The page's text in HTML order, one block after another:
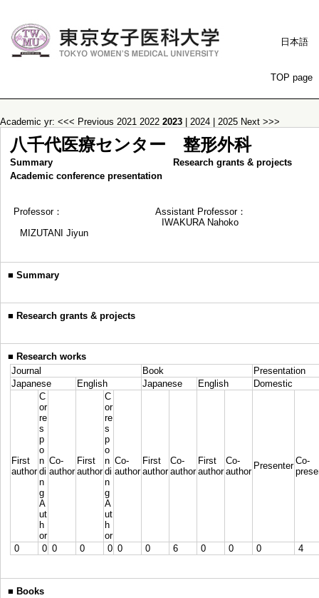
日本語
TOP page
Academic yr: <<< Previous 2021 2022 2023 2024 2025 Next >>>
八千代医療センター 整形外科
Summary
Research grants & projects
Academic conference presentation
Professor：
MIZUTANI Jiyun
Assistant Professor：
IWAKURA Nahoko
■ Summary
■ Research grants & projects
■ Research works
Journal
Book
Presentation
Japanese
English Japanese English Domestic
First
author
C
or
re
s
p
o
n
di
n
g
A
ut
h
or
Co-
author
First
author
C
or
re
s
p
o
n
di
n
g
A
ut
h
or
Co-
author
First
author
Co-
author
First
author
Co-
author
Presenter Co-
0 0 0 0 0 0 0 6 0 0 0 4
■ Books